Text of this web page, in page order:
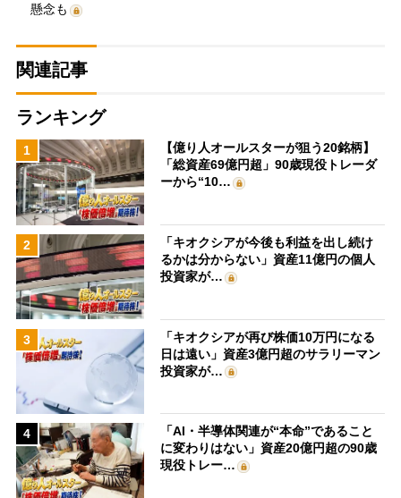
懸念も
関連記事
ランキング
1
【億り人オールスターが狙う20銘柄】
「総資産69億円超」90歳現役トレーダ
ーから“10…
2
「キオクシアが今後も利益を出し続け
るかは分からない」資産11億円の個人
投資家が…
3
「キオクシアが再び株価10万円になる
日は遠い」資産3億円超のサラリーマン
投資家が…
4
「AI・半導体関連が“本命”であること
に変わりはない」資産20億円超の90歳
現役トレー…